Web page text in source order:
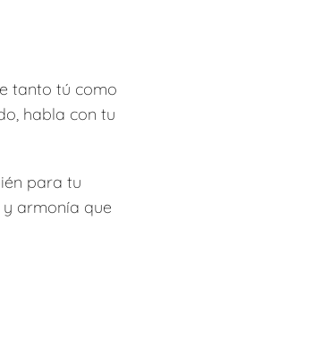
tanto tú como
habla con tu
para tu
armonía que